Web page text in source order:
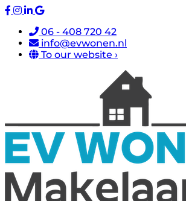
06 - 408 720 42
info@evwonen.nl
To our website ›